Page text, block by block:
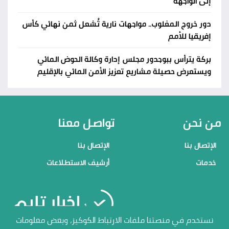
دور خروج المغلوب.. مواجهات نارية تُشعل ثمن نهائي كأس
إفريقيا للأمم
بركة يترأس ببوجدور مجلس إدارة وكالة الحوض المائي
ويستعرض حصيلة مشاريع تعزيز الأمن المائي بالإقليم
من نحن
الإتصال بنا
خدمات
تواصل معنا
الإتصال بنا
أرشيف الاستطلاعات
منصاتنا
نستخدم في منصتنا ملفات الارتباط الكوكيز، وبعض معلومات